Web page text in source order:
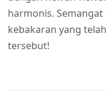
harmonis.
kebakaran yang
tersebut!